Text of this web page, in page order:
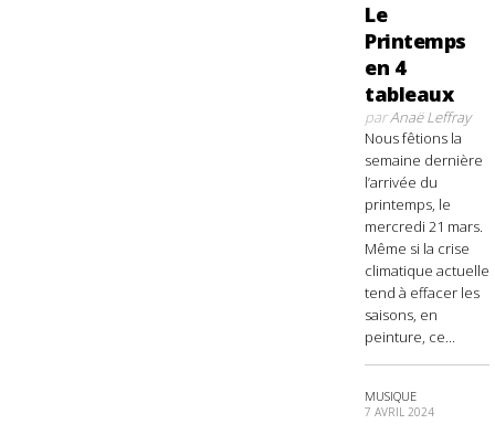
Le
Printemps
en 4
tableaux
parAnaë Leffray
Nous fêtions la
semaine dernière
l’arrivée du
printemps, le
mercredi 21 mars.
Même si la crise
climatique actuelle
tend à effacer les
saisons, en
peinture, ce...
MUSIQUE
7 AVRIL 2024